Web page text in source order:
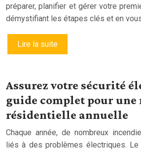
préparer, planifier et gérer votre
démystifiant les étapes clés et en
Lire la suite
Assurez votre sécurité
guide complet pour une
résidentielle annuelle
Chaque année, de nombreux
liés à des problèmes électriques. Le